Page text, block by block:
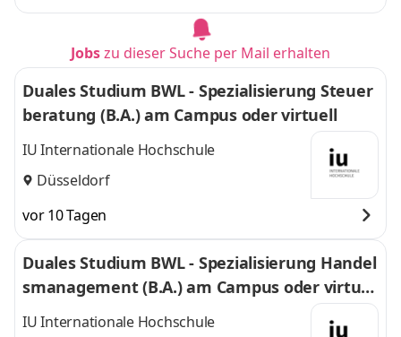
Jobszu dieser Suche per Mail erhalten
Duales Studium BWL - Spezialisierung Steuer
beratung (B.A.) am Campus oder virtuell
IU Internationale Hochschule
Düsseldorf
vor 10 Tagen
Duales Studium BWL - Spezialisierung Handel
smanagement (B.A.) am Campus oder virtuel
l
IU Internationale Hochschule